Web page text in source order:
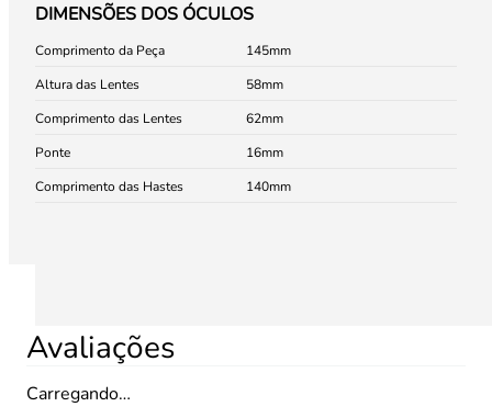
DIMENSÕES DOS ÓCULOS
Comprimento da Peça
145
Altura das Lentes
58
Comprimento das Lentes
62
Ponte
16
Comprimento das Hastes
140
Avaliações
Carregando…